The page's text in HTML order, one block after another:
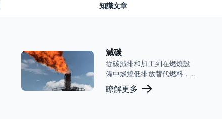
知識文章
減碳
從碳減排和加工到在燃燒設
備中燃燒低排放替代燃料，
John Zink 已經證明瞭優化您
設施性能的能力。
瞭解更多